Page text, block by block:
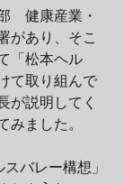
　健康産業・
があり、そこ
「松本ヘル
て取り組んで
が説明してく
ました。
バレー構想」